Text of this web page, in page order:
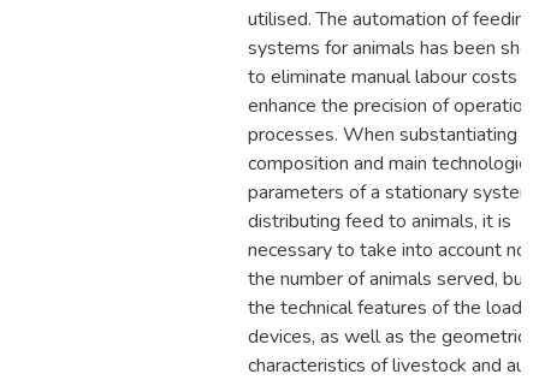
utilised. The automation of feeding
systems for animals has been
to eliminate manual labour costs
enhance the precision of
processes. When substantiating
composition and main
parameters of a stationary
distributing feed to animals, it is
necessary to take into account
the number of animals served, but
the technical features of the
devices, as well as the geometric
characteristics of livestock and